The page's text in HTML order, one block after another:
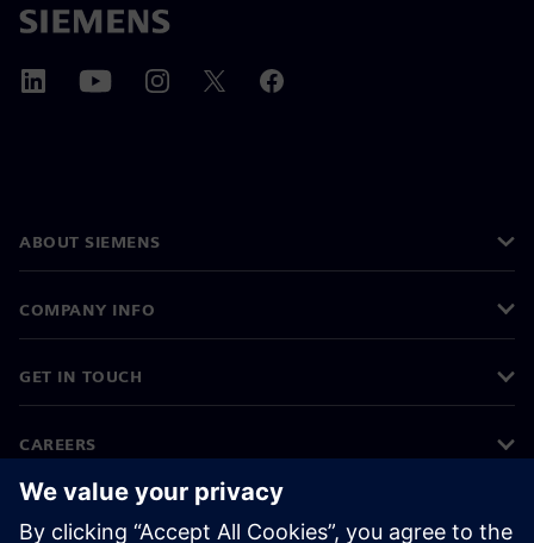
ABOUT SIEMENS
COMPANY INFO
GET IN TOUCH
CAREERS